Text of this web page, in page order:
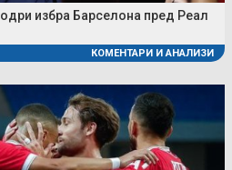
избра Барселона пред Реал
КОМЕНТАРИ И АНАЛИЗИ